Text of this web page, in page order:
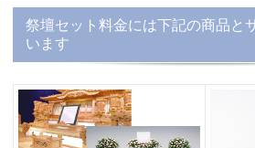
祭壇セット料金には下記の商品と
います